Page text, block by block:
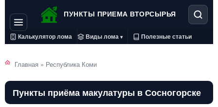
ПУНКТЫ ПРИЕМА ВТОРСЫРЬЯ
Калькулятор лома Виды лома ▾ Полезные статьи
Главная » Республика Коми
Пункты приёма макулатуры в Сосногорске